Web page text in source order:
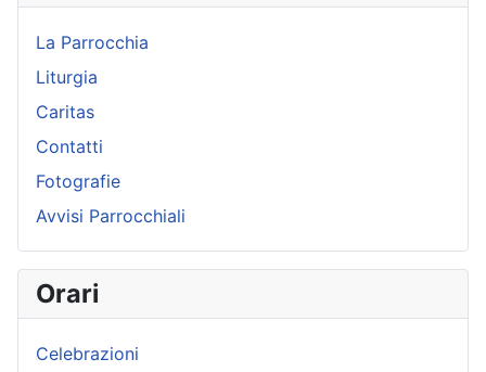
La Parrocchia
Liturgia
Caritas
Contatti
Fotografie
Avvisi Parrocchiali
Orari
Celebrazioni